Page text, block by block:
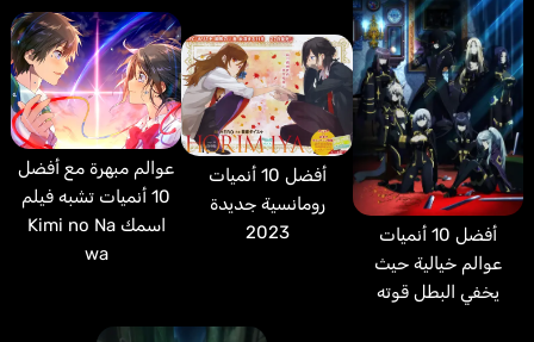
أفضل 10 أنميات
عوالم خيالية حيث
يخفي البطل قوته
أفضل 10 أنميات
رومانسية جديدة
2023
عوالم مبهرة مع أفضل
10 أنميات تشبه فيلم
اسمك Kimi no Na
wa